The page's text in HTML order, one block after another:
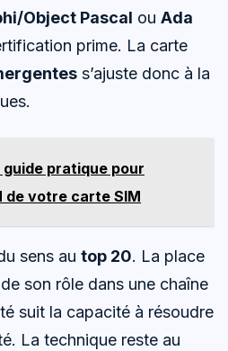
Object Pascal ou Ada
prime. La carte
s’ajuste donc à la
guide pratique pour
de votre carte SIM
sens au top 20. La place
son rôle dans une chaîne
suit la capacité à résoudre
La technique reste au